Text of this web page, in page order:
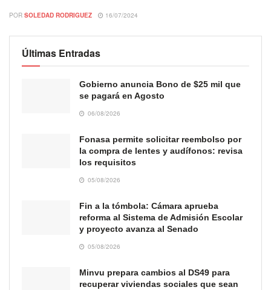
POR SOLEDAD RODRIGUEZ 16/07/2024
Últimas Entradas
Gobierno anuncia Bono de $25 mil que
se pagará en Agosto
06/08/2026
Fonasa permite solicitar reembolso por
la compra de lentes y audífonos: revisa
los requisitos
05/08/2026
Fin a la tómbola: Cámara aprueba
reforma al Sistema de Admisión Escolar
y proyecto avanza al Senado
05/08/2026
Minvu prepara cambios al DS49 para
recuperar viviendas sociales que sean